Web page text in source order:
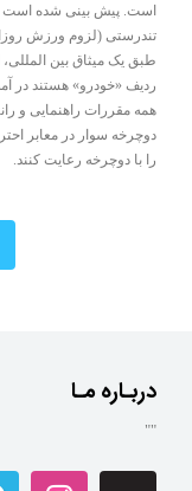
است. پیش بینی شده است
تندرستی (لزوم ورزش
ردیف «خودرو» هستند در
همه مقررات راهنمایی و
دوچرخه سوار در معابر
را با دوچرخه رعایت کنند.
دربـاره مـا
""